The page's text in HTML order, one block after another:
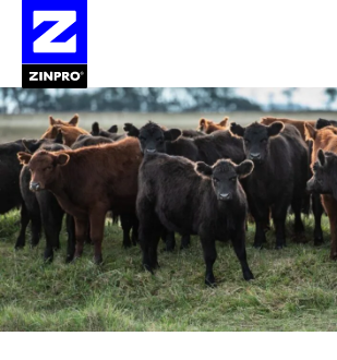
Szukaj: